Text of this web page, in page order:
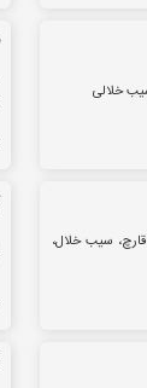
خلالی
سیب خلال،